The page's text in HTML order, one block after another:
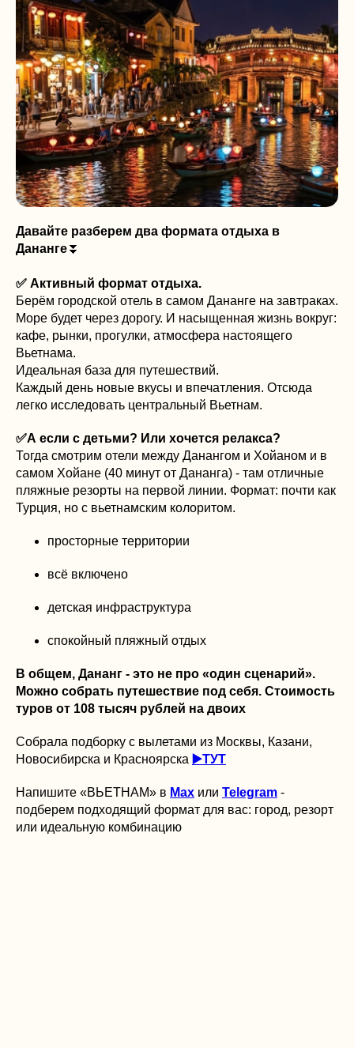
Давайте разберем два формата отдыха в
Дананге⏬️
✅ Активный формат отдыха.
Берём городской отель в самом Дананге на завтраках.
Море будет через дорогу. И насыщенная жизнь вокруг:
кафе, рынки, прогулки, атмосфера настоящего
Вьетнама.
Идеальная база для путешествий.
Каждый день новые вкусы и впечатления. Отсюда
легко исследовать центральный Вьетнам.
✅А если с детьми? Или хочется релакса?
Тогда смотрим отели между Данангом и Хойаном и в
самом Хойане (40 минут от Дананга) - там отличные
пляжные резорты на первой линии. Формат: почти как
Турция, но с вьетнамским колоритом.
просторные территории
всё включено
детская инфраструктура
спокойный пляжный отдых
В общем, Дананг - это не про «один сценарий».
Можно собрать путешествие под себя. Стоимость
туров от 108 тысяч рублей на двоих
Собрала подборку с вылетами из Москвы, Казани,
Новосибирска и Красноярска ▶️ТУТ
Напишите «ВЬЕТНАМ» в Max или Telegram -
подберем подходящий формат для вас: город, резорт
или идеальную комбинацию